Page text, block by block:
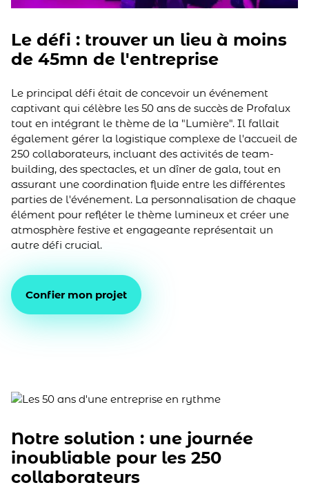
Le défi : trouver un lieu à moins
de 45mn de l'entreprise
Le principal défi était de concevoir un événement
captivant qui célèbre les 50 ans de succès de Profalux
tout en intégrant le thème de la "Lumière". Il fallait
également gérer la logistique complexe de l'accueil de
250 collaborateurs, incluant des activités de team-
building, des spectacles, et un dîner de gala, tout en
assurant une coordination fluide entre les différentes
parties de l'événement. La personnalisation de chaque
élément pour refléter le thème lumineux et créer une
atmosphère festive et engageante représentait un
autre défi crucial.
Confier mon projet
Notre solution : une journée
inoubliable pour les 250
collaborateurs